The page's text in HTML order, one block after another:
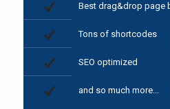
Best drag&drop page
Tons of shortcodes
SEO optimized
and so much more...